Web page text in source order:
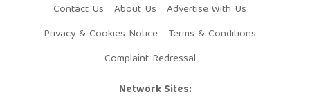
Contact Us About Us
Advertise With Us
Privacy & Cookies Notice
Terms & Conditions
Complaint Redressal
Network Sites: